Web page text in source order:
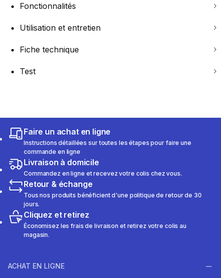
Fonctionnalités
Utilisation et entretien
Fiche technique
Test
Faire un achat en ligne
Instructions détaillées sur toutes les étapes pour faire une
commande en ligne
Livraison à domicile
Commandez en ligne et recevez votre colis chez vous.
Retour & échange
Tous nos produits bénéficient d'une politique de retour de 30
jours.
Cliquez et retirez
Économisez les frais de livraison et retirez votre colis au
magasin.
ACHAT EN LIGNE